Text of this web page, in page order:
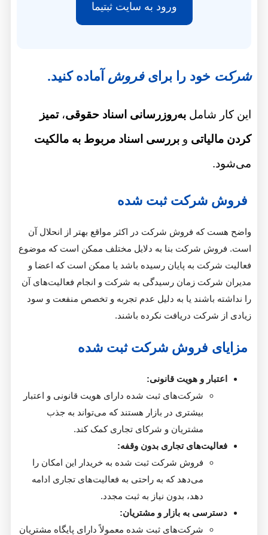
ورود به سایت ثبتیما
خود را برایفروش آماده کنید.
شاملبه‌روزرسانی اسناد حقوقی،تمیز
وبررسی اسناد مربوط به مالکیت
ثبت شده
فروش شرکت در اکثر مواقع بهتر از انحلال آن
شرکت بنا به دلایل مختلف ممکن است که موضوع
به پایان رسیده باشد یا ممکن است که اعضا و
زمان رسیدگی به شرکت و انجام فعالیت‌های آن
باشند یا به دلیل عدم تجربه و تخصص منفعت و سود
دریافت نکرده باشند.
فروش شرکت ثبت شده
و هویت قانونی:
شرکت‌های ثبت شده دارای هویت قانونی و اعتبار
بیشتری در بازار هستند که می‌تواند به جذب
مشتریان و شرکای تجاری کمک کند.
تجاری بدون وقفه:
فروش شرکت ثبت شده به خریدار این امکان را
می‌دهد که به راحتی به فعالیت‌های تجاری ادامه
دهد، بدون نیاز به ثبت مجدد.
به بازار و مشتریان:
شرکت‌های ثبت شده معمولاً دارای پایگاه مشتریان